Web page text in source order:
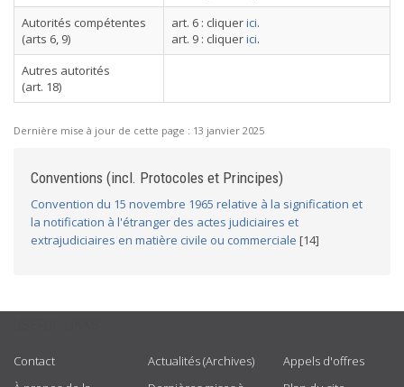
Autorités compétentes
(arts 6, 9)
art. 6 : cliquerici.
art. 9 : cliquerici.
Autres autorités
(art. 18)
Dernière mise à jour de cette page : 13 janvier 2025
Conventions (incl. Protocoles et Principes)
Convention du 15 novembre 1965 relative à la signification et
la notification à l'étranger des actes judiciaires et
extrajudiciaires en matière civile ou commerciale [14]
Contact
Actualités (Archives)
Appels d'offres